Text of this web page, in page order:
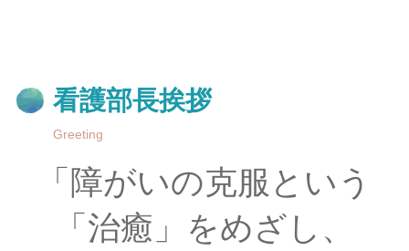
看護部長挨拶
Greeting
「障がいの克服という
「治癒」
をめざし、